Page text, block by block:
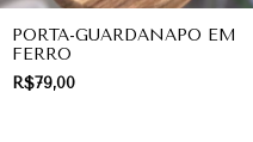
PORTA-GUARDANAPO EM
FERRO
R$79,00